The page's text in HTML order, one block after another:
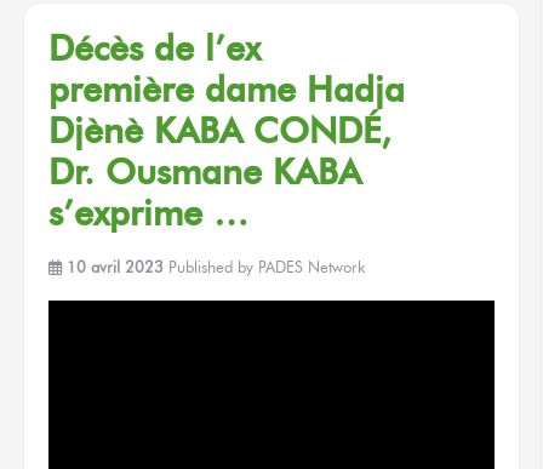
Décès de l’ex
première dameHadja
Djènè KABA CONDÉ,
Dr. Ousmane KABA
s’exprime …
10 avril 2023 Published by PADES Network